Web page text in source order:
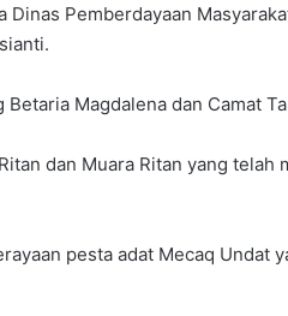
Pemberdayaan
Magdalena dan Camat
dan Muara Ritan yang telah
pesta adat Mecaq Undat